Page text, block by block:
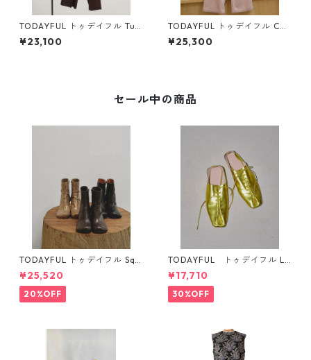
TODAYFUL トゥデイフル Tuc
k Wide Trousers (CHO) 1261
0714
¥23,100
TODAYFUL トゥデイフル Chu
nky Corduroy Pants (B/PNK)
12610703
¥25,300
セール中の商品
TODAYFUL トゥデイフル Squ
are Short Boots 12321008 1
2521006
¥25,520
20%OFF
TODAYFUL トゥデイフル La
ceup Leather Shoes 1232101
1
¥17,710
30%OFF